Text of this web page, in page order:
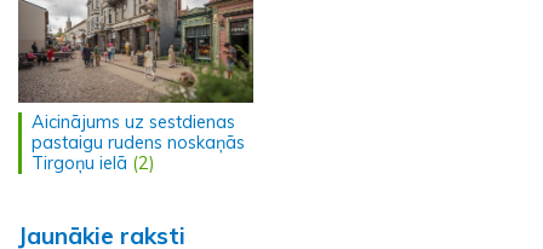
Aicinājums uz sestdienas
pastaigu rudens noskaņās
Tirgoņu ielā (2)
Jaunākie raksti